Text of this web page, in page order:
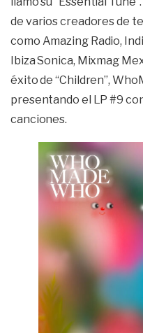
de varios creadores de
como Amazing Radio,
Ibiza Sonica, Mixmag
éxito de “Children”,
presentando el LP #9
canciones.